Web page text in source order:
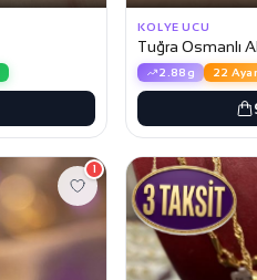
KOLYE UCU
Tuğra Osmanlı
2.88g 22 Ayar
1